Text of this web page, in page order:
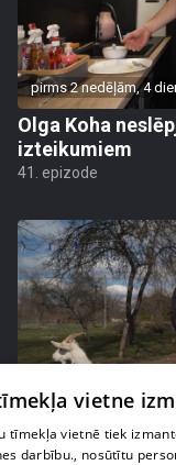
pirms 2 nedēļām, 4
Olga Koha
izteikumiem
41. epizode
pirms 2 nedēļām, 5
vietne
tīmekļa vietnē tiek
darbību., nosūtītu